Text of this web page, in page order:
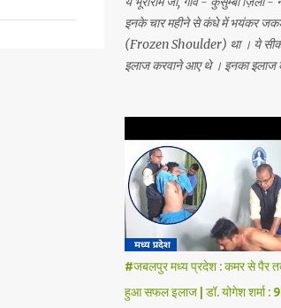
इनके चार महीने से कंधे में भयंकर
(Frozen Shoulder) था । ये
इलाज करवाने आए थे । इनका इलाज
(Ayurvedic Neuro Spine
9414038357 . In this
Disc, Frozen Shoulder, Back
Herniated Disc, Disc Bulge,
Cervical Disk Prolapse,
Elbow, Hip Joint Pain, Knee
Planter Fascitis, Spine and
without surgery by
#जबलपुर मध्य प्रदेश : कमर से पैर तक
हुआ सफल इलाज | डॉ. योगेश शर्मा :